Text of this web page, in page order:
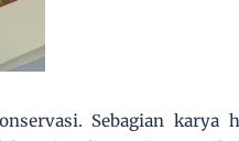
Sebagian karya